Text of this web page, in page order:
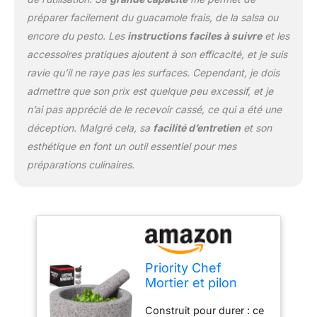
ensemble de mortier et
pilon de grande taille
avec une capacité extra
large de 4 tasses et un
pilon robuste de 18,3 cm
fait le travail rapidement.
Écrasez, broyez et pilez
les herbes, les noix, les
épices et plus encore
grattez pas votre plan de
travail : ce mortier et
pilon en pierre de granit
gris est une bête. Super
robuste et assez lourd
pour être laissé à
l'extérieur sur l'écran,
préparer facilement du guacamole frais, de la salsa ou
encore du pesto. Les instructions faciles à suivreet les
accessoires pratiques ajoutent à son efficacité, et je suis
ravie qu’il ne raye pas les surfaces. Cependant, je dois
admettre que son prix est quelque peu excessif, et je
n’ai pas apprécié de le recevoir cassé, ce qui a été une
déception. Malgré cela, sa facilité d’entretienet son
esthétique en font un outil essentiel pour mes
préparations culinaires.
Priority Chef
Mortier et pilon
résistant 4 tasses,
Construit pour durer : ce